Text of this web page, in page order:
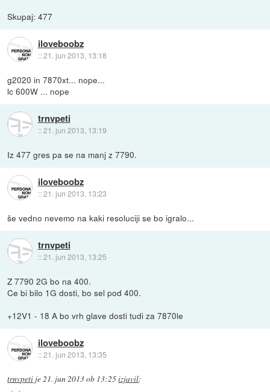
Skupaj: 477
iloveboobz
::21. jun 2013, 13:18
g2020 in 7870xt... nope...
lc 600W ... nope
trnvpeti
::21. jun 2013, 13:19
Iz 477 gres pa se na manj z 7790.
iloveboobz
::21. jun 2013, 13:23
še vedno nevemo na kaki resoluciji se bo igralo...
trnvpeti
::21. jun 2013, 13:25
Z 7790 2G bo na 400.
Ce bi bilo 1G dosti, bo sel pod 400.
+12V1 - 18 A bo vrh glave dosti tudi za 7870le
iloveboobz
::21. jun 2013, 13:35
trnvpeti je21. jun 2013 ob 13:25izjavil: